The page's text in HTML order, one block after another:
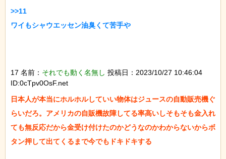
>>11
ワイもシャウエッセン油臭くて苦手や
17 名前： それでも動く名無し 投稿日：2023/10/27 10:46:04
ID:0cTpv0OsF.net
日本人が本当にホルホルしていい物体はジュースの自動販売機ぐ
らいだろ。アメリカの自販機故障してる率高いしそもそも金入れ
ても無反応だから金受け付けたのかどうなのかわからないからボ
タン押して出てくるまで今でもドキドキする